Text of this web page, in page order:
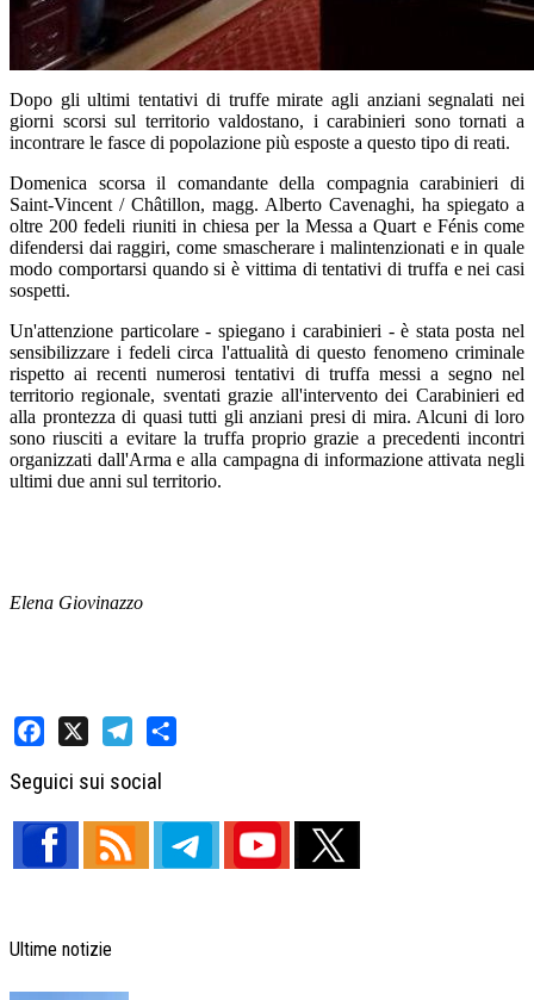
Dopo gli ultimi tentativi di truffe mirate agli anziani segnalati nei
giorni scorsi sul territorio valdostano, i carabinieri sono tornati a
incontrare le fasce di popolazione più esposte a questo tipo di reati.
Domenica scorsa il comandante della compagnia carabinieri di
Saint-Vincent / Châtillon, magg. Alberto Cavenaghi, ha spiegato a
oltre 200 fedeli riuniti in chiesa per la Messa a Quart e Fénis come
difendersi dai raggiri, come smascherare i malintenzionati e in quale
modo comportarsi quando si è vittima di tentativi di truffa e nei casi
sospetti.
Un'attenzione particolare - spiegano i carabinieri - è stata posta nel
sensibilizzare i fedeli circa l'attualità di questo fenomeno criminale
rispetto ai recenti numerosi tentativi di truffa messi a segno nel
territorio regionale, sventati grazie all'intervento dei Carabinieri ed
alla prontezza di quasi tutti gli anziani presi di mira. Alcuni di loro
sono riusciti a evitare la truffa proprio grazie a precedenti incontri
organizzati dall'Arma e alla campagna di informazione attivata negli
ultimi due anni sul territorio.
Elena Giovinazzo
Seguici sui social
Ultime notizie